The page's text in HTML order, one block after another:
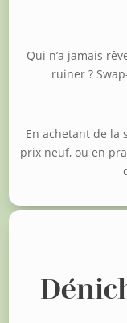
Qui n’a jamais
ruiner ?
En achetant de la
prix neuf, ou en